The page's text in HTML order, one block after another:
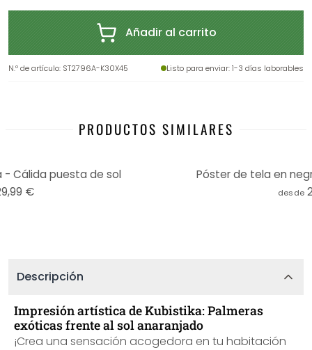
Añadir al carrito
N.º de artículo: ST2796A-K30X45 Listo para enviar: 1-3 días laborables
PRODUCTOS SIMILARES
- Cálida puesta de sol
€
Póster de tela en
desde
Descripción
Impresión artística de Kubistika: Palmeras
exóticas frente al sol anaranjado
¡Crea una sensación acogedora en tu habitación